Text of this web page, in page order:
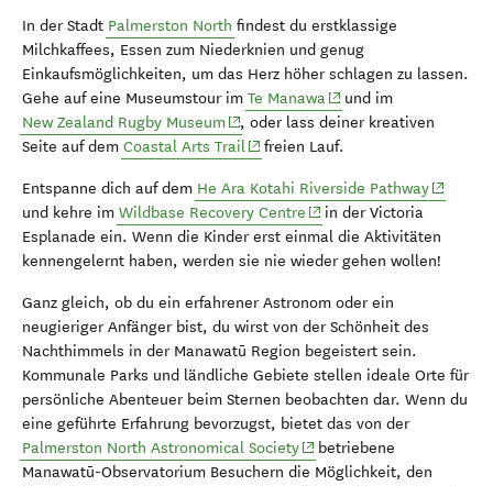
In der Stadt Palmerston North findest du erstklassige
Milchkaffees, Essen zum Niederknien und genug
Einkaufsmöglichkeiten, um das Herz höher schlagen zu lassen.
Gehe auf eine Museumstour im Te Manawa(opens in new window)
und im
New Zealand Rugby Museum(opens in new window)
, oder lass deiner kreativen
Seite auf dem Coastal Arts Trail(opens in new window)
freien Lauf.
Entspanne dich auf dem He Ara Kotahi Riverside Pathway(opens
und kehre im Wildbase Recovery Centre (opens in new window)
in der Victoria
Esplanade ein. Wenn die Kinder erst einmal die Aktivitäten
kennengelernt haben, werden sie nie wieder gehen wollen!
Ganz gleich, ob du ein erfahrener Astronom oder ein
neugieriger Anfänger bist, du wirst von der Schönheit des
Nachthimmels in der Manawatū Region begeistert sein.
Kommunale Parks und ländliche Gebiete stellen ideale Orte für
persönliche Abenteuer beim Sternen beobachten dar. Wenn du
eine geführte Erfahrung bevorzugst, bietet das von der
Palmerston North Astronomical Society(opens in new window)
betriebene
Manawatū-Observatorium Besuchern die Möglichkeit, den